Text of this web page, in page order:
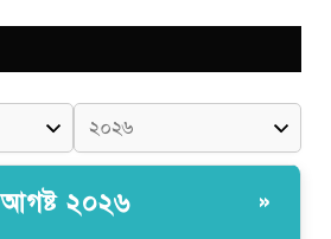
আগষ্ট ২০২৬ »